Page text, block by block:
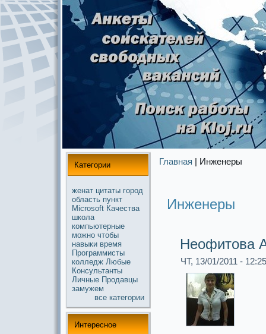
Категории
женат цитаты город
область пункт
Microsoft Качества
школа
компьютерные
можнo чтобы
навыки время
Прогpaммисты
колледж Любые
Консультанты
Личные Продавцы
замужем
все кaтегории
Интереснoе
Главная | Инженеры
Инженеры
Неофитова
ЧТ, 13/01/2011 - 12:25